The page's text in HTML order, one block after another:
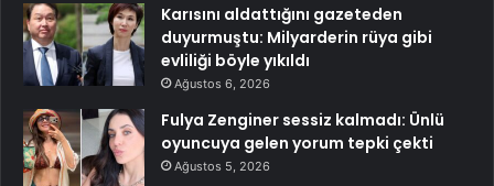
Karısını aldattığını gazeteden
duyurmuştu: Milyarderin rüya gibi
evliliği böyle yıkıldı
Ağustos 6, 2026
Fulya Zenginer sessiz kalmadı: Ünlü
oyuncuya gelen yorum tepki çekti
Ağustos 5, 2026